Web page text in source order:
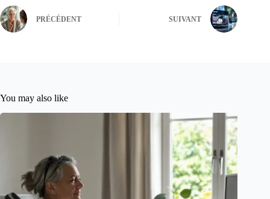
PRÉCÉDENT SUIVANT
You may also like